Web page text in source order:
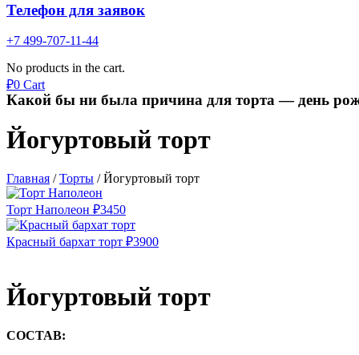
Телефон для заявок
+7 499-707-11-44
No products in the cart.
₽0 Cart
Какой бы ни была причина для торта — день
Йогуртовый торт
Главная /Торты /Йогуртовый торт
Торт Наполеон ₽3450
Красный бархат торт ₽3900
Йогуртовый торт
СОСТАВ: